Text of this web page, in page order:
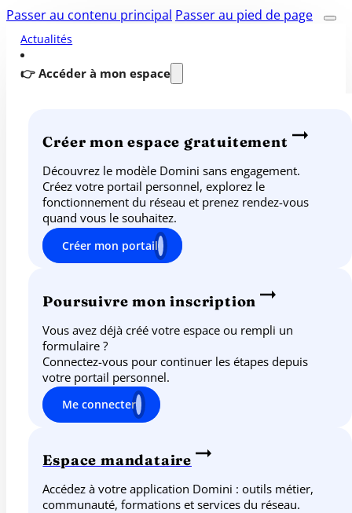
Passer au contenu principal Passer au pied de page
Actualités
👉 Accéder à mon espace
Créer mon espace gratuitement
Découvrez le modèle Domini sans engagement.
Créez votre portail personnel, explorez le
fonctionnement du réseau et prenez rendez-vous
quand vous le souhaitez.
Créer mon portail
Poursuivre mon inscription
Vous avez déjà créé votre espace ou rempli un
formulaire ?
Connectez-vous pour continuer les étapes depuis
votre portail personnel.
Me connecter
Espace mandataire
Accédez à votre application Domini : outils métier,
communauté, formations et services du réseau.